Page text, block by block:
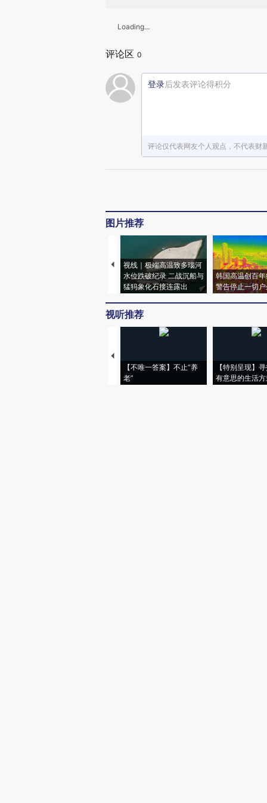
Loading...
评论区 0
登录后发表评论得积分
评论仅代表网友个人观点，不代表财
图片推荐
视线｜极端高温致多瑙河
水位跌破纪录 二战沉船与
猛犸象化石接连露出
韩国高温创百
警告停止一切
视听推荐
【不唯一答案】不止“养
老”
【特别呈现】
有意思的生活方